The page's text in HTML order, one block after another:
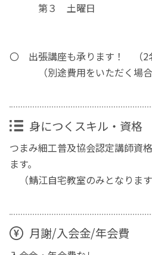
第３ 土曜日 10時
〇 出張講座も承ります！ （2
（別途費用をいただく場合
身につくスキル・資格
つまみ細工普及協会認定講師資
ます。
（鯖江自宅教室のみとなります
月謝/入会金/年会費